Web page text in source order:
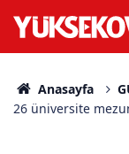
Anasayfa
26 üniversite